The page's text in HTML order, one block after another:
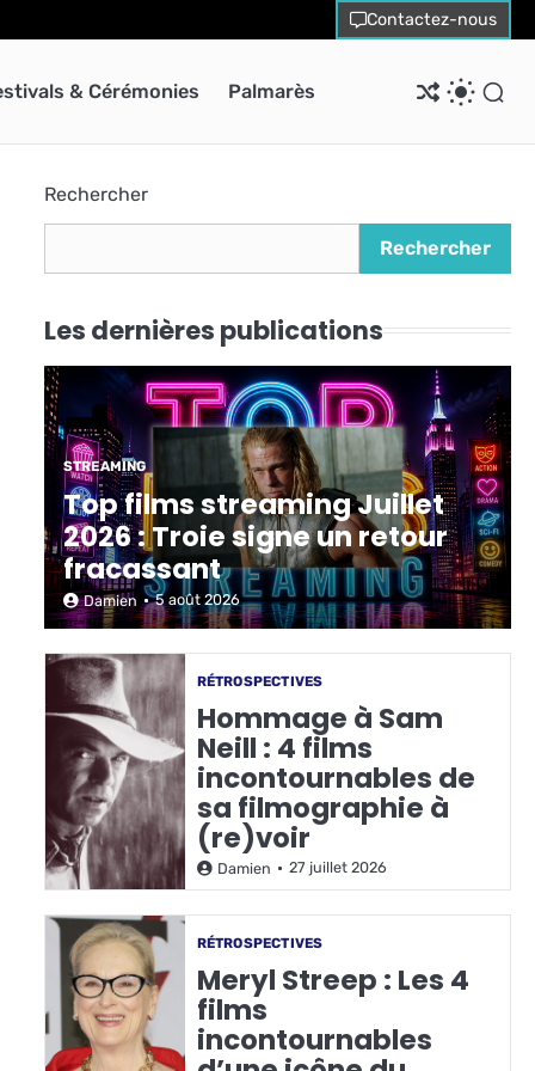
Contactez-nous
& Cérémonies Palmarès
Rechercher
Rechercher
Les dernières publications
STREAMING
Top films streaming Juillet
2026 : Troie signe un retour
fracassant
Damien 5 août 2026
RÉTROSPECTIVES
Hommage à Sam
Neill : 4 films
incontournables de
sa filmographie à
(re)voir
Damien 27 juillet 2026
RÉTROSPECTIVES
Meryl Streep : Les 4
films
incontournables